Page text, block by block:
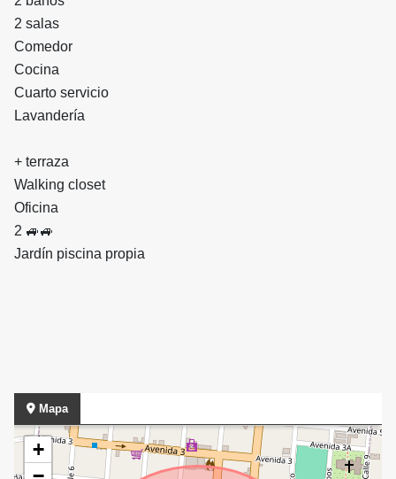
2 salas
Comedor
Cocina
Cuarto servicio
Lavandería
+ terraza
Walking closet
Oficina
2 🚙🚙
Jardín piscina propia
Mapa
+